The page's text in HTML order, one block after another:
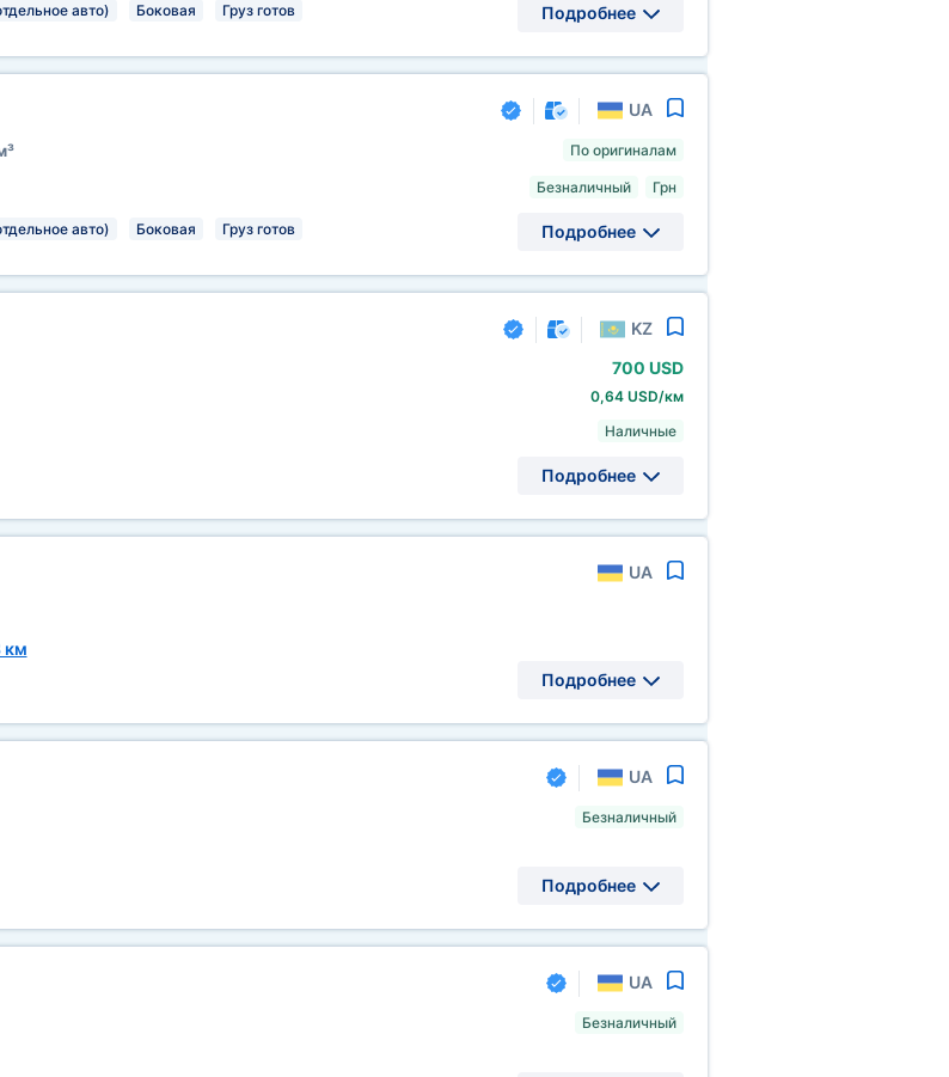
авто) Боковая Груз готов Подробнее
UA
авто) Боковая Груз готов
По оригиналам
Безналичный Грн
Подробнее
KZ
700 USD
0,64 USD/км
Наличные
Подробнее
UA
км
Подробнее
UA
Безналичный
Подробнее
UA
Безналичный